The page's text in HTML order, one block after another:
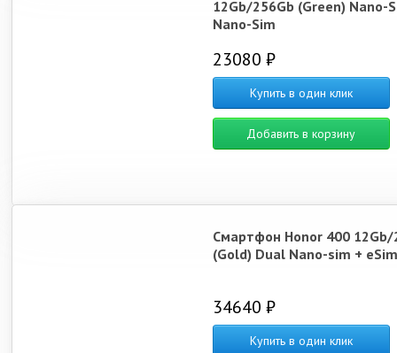
12Gb/256Gb (Green) Nano-
Nano-Sim
23080 ₽
Купить в один клик
Добавить в корзину
Смартфон Honor 400 12Gb/
(Gold) Dual Nano-sim + eSim
34640 ₽
Купить в один клик